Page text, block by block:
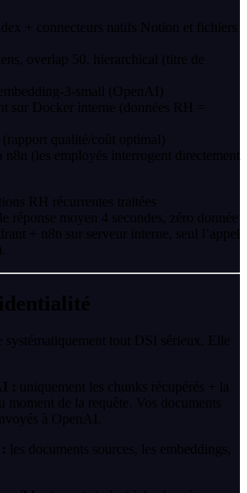
+ connecteurs natifs Notion et fichiers
overlap 50, hierarchical (titre de
3-small (OpenAI)
sur Docker interne (données RH =
qualité/coût optimal)
n8n (les employés interrogent directement
RH récurrentes traitées
réponse moyen 4 secondes, zéro donnée
+ n8n sur serveur interne, seul l’appel
systématiquement tout DSI sérieux. Elle
: uniquement les chunks récupérés + la
moment de la requête. Vos documents
à OpenAI.
les documents sources, les embeddings,